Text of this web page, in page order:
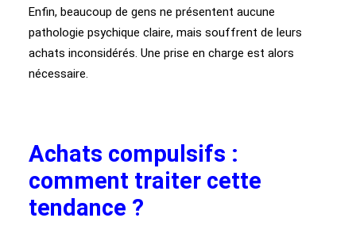
Enfin, beaucoup de gens ne présentent aucune
pathologie psychique claire, mais souffrent de leurs
achats inconsidérés. Une prise en charge est alors
nécessaire.
Achats compulsifs :
comment traiter cette
tendance ?